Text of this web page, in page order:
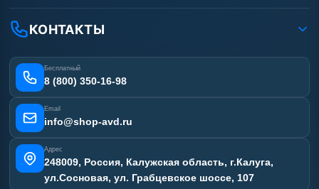
Статьи
Лизинг
Получить скидку
Ремонт АВД
Сертификаты
Отзывы наших клиентов
Карта сайта
КОНТАКТЫ
Бесплатный
8 (800) 350-16-98
Email
info@shop-avd.ru
Адрес
248009, Россия, Калужская область, г.Калуга,
ул.Сосновая, ул. Грабцевское шоссе, 107